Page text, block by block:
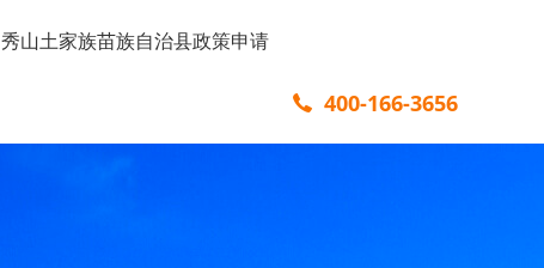
秀山土家族苗族自治县政策申请
400-166-3656